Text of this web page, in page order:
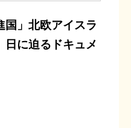
国」北欧アイスラ
日に迫るドキュメ